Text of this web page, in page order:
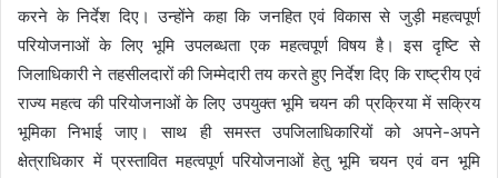
करने के निर्देश दिए। उन्होंने कहा कि जनहित एवं विकास से जुड़ी महत्वपूर्ण
परियोजनाओं के लिए भूमि उपलब्धता एक महत्वपूर्ण विषय है। इस दृष्टि से
जिलाधिकारी ने तहसीलदारों की जिम्मेदारी तय करते हुए निर्देश दिए कि राष्ट्रीय एवं
राज्य महत्व की परियोजनाओं के लिए उपयुक्त भूमि चयन की प्रक्रिया में सक्रिय
भूमिका निभाई जाए। साथ ही समस्त उपजिलाधिकारियों को अपने-अपने
क्षेत्राधिकार में प्रस्तावित महत्वपूर्ण परियोजनाओं हेतु भूमि चयन एवं वन भूमि